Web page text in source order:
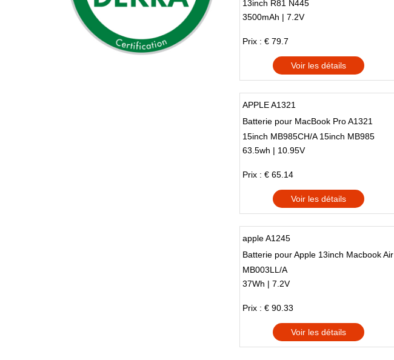
13inch R81 N445
3500mAh | 7.2V
Prix : € 79.7
Voir les détails
APPLE A1321
Batterie pour MacBook Pro A1321
15inch MB985CH/A 15inch MB985
63.5wh | 10.95V
Prix : € 65.14
Voir les détails
apple A1245
Batterie pour Apple 13inch Macbook Air
MB003LL/A
37Wh | 7.2V
Prix : € 90.33
Voir les détails